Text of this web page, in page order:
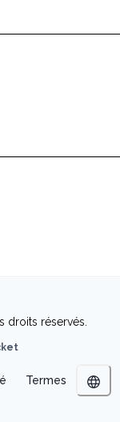
droits réservés.
Termes